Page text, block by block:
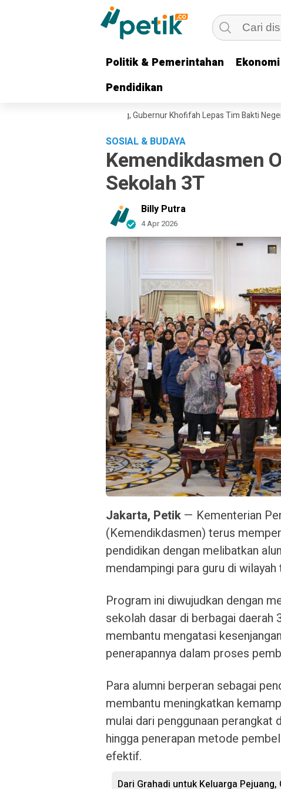
Politik & Pemerintahan
Pendidikan
Politik & Pemerintahan
Pendidikan
untuk Keluarga Pejuang, Gubernur Khofifah Lepas Tim Bakti Negeri
SOSIAL & BUDAYA
Kemendikdasmen
Sekolah 3T
Billy Putra
4 Apr 2026
Jakarta, Petik — Kementerian
(Kemendikdasmen) terus
pendidikan dengan melibatkan
mendampingi para guru di
Program ini diwujudkan dengan
sekolah dasar di berbagai daerah
membantu mengatasi
penerapannya dalam proses
Para alumni berperan sebagai
membantu meningkatkan
mulai dari penggunaan perangkat
hingga penerapan metode
efektif.
Dari Grahadi untuk Keluarga